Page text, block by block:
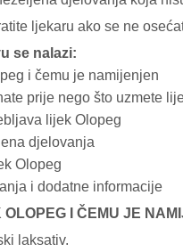
ljekaru ako se ne
se nalazi:
i čemu je namijenjen
prije nego što uzmete
lijek Olopeg
djelovanja
Olopeg
i dodatne informacije
OLOPEG I ČEMU JE
laksativ.